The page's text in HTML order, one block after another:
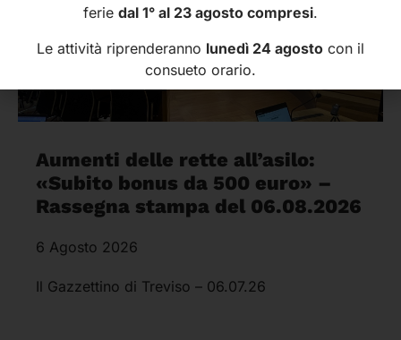
Aumenti delle rette all’asilo:
«Subito bonus da 500 euro» –
Rassegna stampa del 06.08.2026
6 Agosto 2026
Il Gazzettino di Treviso – 06.07.26
ferie dal 1° al 23 agosto compresi.
Le attività riprenderanno lunedì 24 agosto con il
consueto orario.